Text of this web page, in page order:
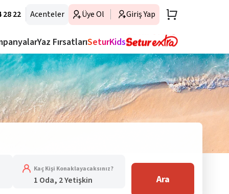
28 22 Acenteler Üye Ol Giriş Yap
Yaz FırsatlarıSeturKids
Kaç Kişi Konaklayacaksınız?
1 Oda, 2 Yetişkin Ara